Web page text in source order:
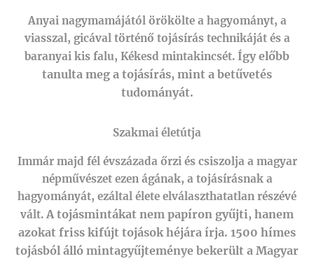
Anyai nagymamájától örökölte a hagyományt, a
viasszal, gicával történő tojásírás technikáját és a
baranyai kis falu, Kékesd mintakincsét. Így előbb
tanulta meg a tojásírás, mint a betűvetés
tudományát.
Szakmai életútja
Immár majd fél évszázada őrzi és csiszolja a magyar
népművészet ezen ágának, a tojásírásnak a
hagyományát, ezáltal élete elválaszthatatlan részévé
vált.A tojásmintákat nem papíron gyűjti, hanem
azokat friss kifújt tojások héjára írja. 1500 hímes
tojásból álló mintagyűjteménye bekerült a Magyar